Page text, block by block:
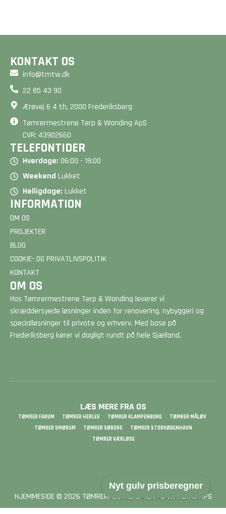
Nyt gulv prisberegner
BEREGN PRIS BEREGN PRIS
KONTAKT OS
info@tmtw.dk
22 85 43 90
Ærøvej 6 4 th, 2000 Frederiksberg
Tømrermestrene Terp & Wanding ApS
CVR: 43902660
TELEFONTIDER
Hverdage: 06:00 - 19:00
Weekend Lukket
Helligdage: Lukket
INFORMATION
OM OS
PROJEKTER
BLOG
COOKIE- OG PRIVATLIVSPOLITIK
KONTAKT
OM OS
Hos Tømrermestrene Terp & Wanding leverer vi
skræddersyede løsninger inden for renovering, nybyggeri og
specialløsninger til private og erhverv. Med base på
Frederiksberg kører vi dagligt rundt på hele Sjælland.
LÆS MERE FRA OS
TØMRER FARUM TØMRER HERLEV TØMRER KLAMPENBORG
TØMRER MÅLØV
TØMRER SMØRUM
TØMRER SØBORG
TØMRER STORKØBENHAVN
TØMRER VÆRLØSE
HJEMMESIDE © 2026 TØMRERMESTRENE TERP & WANDING APS